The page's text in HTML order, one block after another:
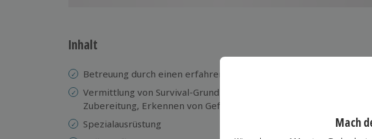
Inhalt
Betreuung durch einen erfahrenen Survival-Experten
Vermittlung von Survival-Grundlagen wie Nahrungsbeschaffung und
Zubereitung, Erkennen von Gefahren, Angeltechniken und mehr
Spezialausrüstung